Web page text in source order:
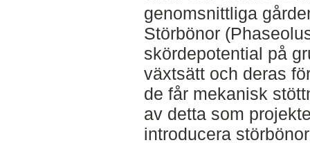
genomsnittliga
Störbönor
skördepotential på
växtsätt och deras
de får mekanisk
av detta som
introducera